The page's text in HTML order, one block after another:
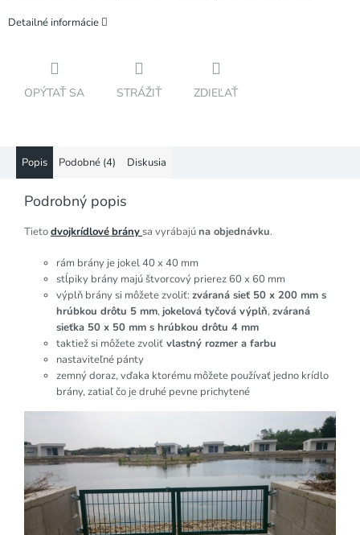
Detailné informácie
OPÝTAŤ SA STRÁŽIŤ ZDIEĽAŤ
Popis Podobné (4) Diskusia
Podrobný popis
Tietodvojkrídlovébránysa vyrábajúna objednávku.
rám brány je jokel 40 x 40 mm
stĺpiky brány majú štvorcový prierez 60 x 60 mm
výplň brány si môžete zvoliť: zváraná sieť 50 x 200 mm s
hrúbkou drôtu 5 mm,jokelová tyčová výplň,zváraná
sieťka 50 x 50 mm s hrúbkou drôtu 4 mm
taktiež si môžete zvoliť vlastný rozmer a farbu
nastaviteľné pánty
zemný doraz, vďaka ktorému môžete používať jedno krídlo
brány, zatiaľ čo je druhé pevne prichytené